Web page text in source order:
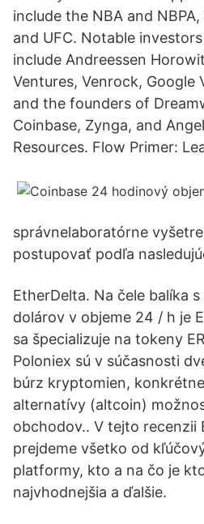
include the NBA and
and UFC. Notable
include Andreessen
Ventures, Venrock, Google
and the founders of
Coinbase, Zynga, and
Resources. Flow Primer:
správnelaboratórne
postupovať podľa
EtherDelta. Na čele balíka
dolárov v objeme 24 / h je
sa špecializuje na tokeny
Poloniex sú v súčasnosti
búrz kryptomien,
alternatívy (altcoin)
obchodov.. V tejto recenzii
prejdeme všetko od
platformy, kto a na čo je
najvhodnejšia a ďalšie.